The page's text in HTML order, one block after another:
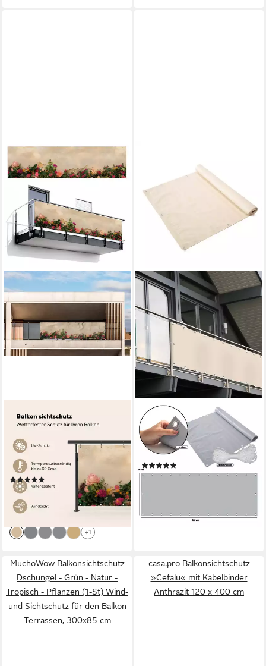
MUCHOWOW
Balkonsichtschutz Rosen -
Wand - Vintage (1-St) Wind-
und Sichtschutz für den
Balkon Terrassen, 300x85 cm
ab 64,95 € 78,00 €
-17%
+1
CASA PURA
Balkonsichtschutz PVC-
Balkonsichtschutz, 6 Farben,
90 x 600 cm, Sichtschutz
20,99 € 31,99 €
-34%
MuchoWow Balkonsichtschutz
Dschungel - Grün - Natur -
Tropisch - Pflanzen (1-St) Wind-
und Sichtschutz für den Balkon
Terrassen, 300x85 cm
casa.pro Balkonsichtschutz
»Cefalu« mit Kabelbinder
Anthrazit 120 x 400 cm